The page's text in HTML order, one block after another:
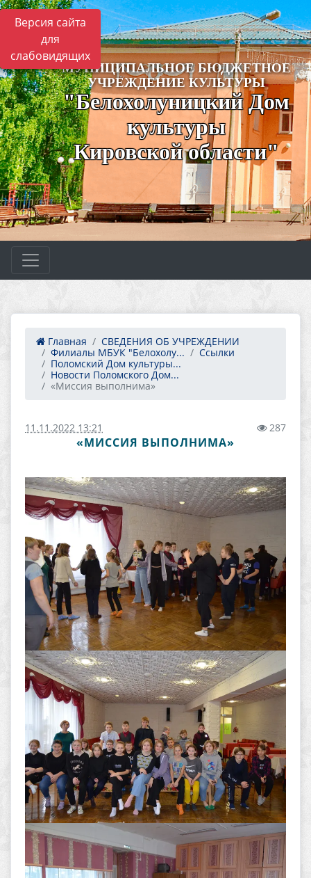
Версия сайта
для
слабовидящих
МУНИЦИПАЛЬНОЕ БЮДЖЕТНОЕ
УЧРЕЖДЕНИЕ КУЛЬТУРЫ
"Белохолуницкий Дом
культуры
Кировской области"
Главная
СВЕДЕНИЯ ОБ УЧРЕЖДЕНИИ
Филиалы МБУК "Белохолу...
Ссылки
Поломский Дом культуры...
Новости Поломского Дом...
«Миссия выполнима»
11.11.2022 13:21 287
«МИССИЯ ВЫПОЛНИМА»